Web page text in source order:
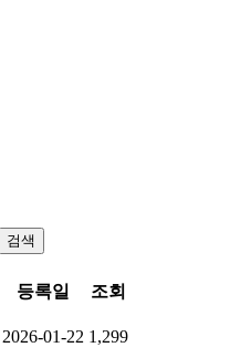
검색
등록일 조회
2026-01-22 1,299